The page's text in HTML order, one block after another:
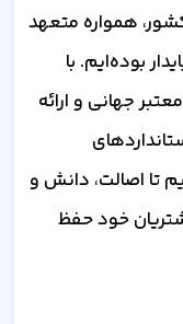
همواره متعهد
بوده‌ایم. با
جهانی و ارائه
تا اصالت، دانش و
خود حفظ